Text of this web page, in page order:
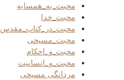
محبت_به_همسایه
محبت_خدا
محبت_در_کتاب_مقدس
محبت_مسیحی
محبت_و_احکام
محبت_و_انسانیت
مردانگی مسیحی